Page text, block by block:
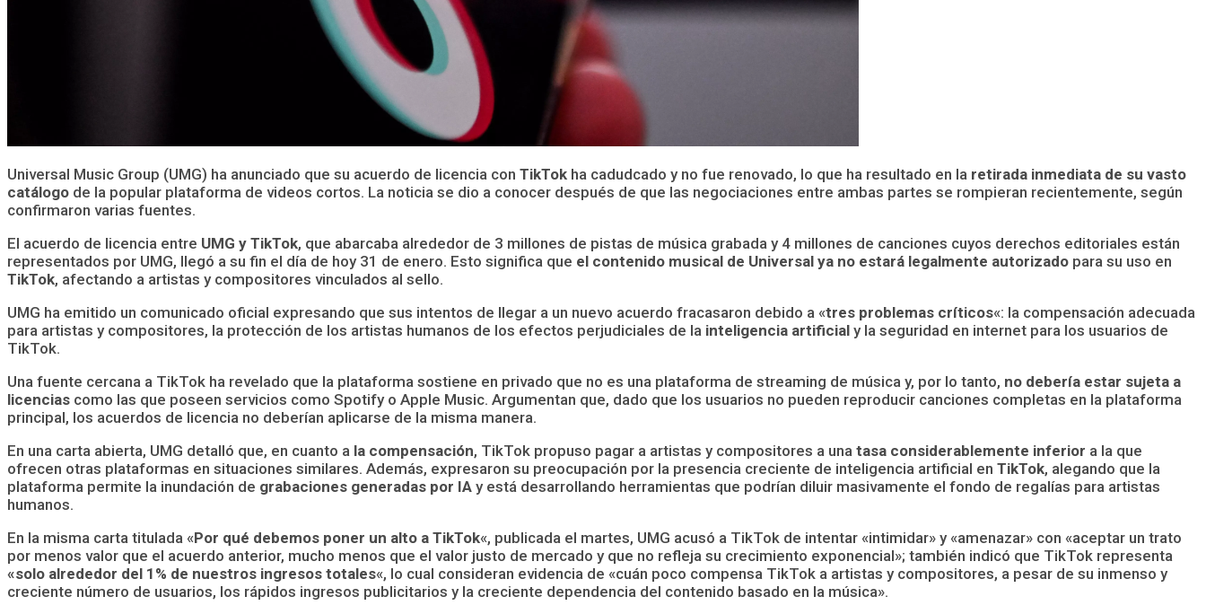
Universal Music Group (UMG) ha anunciado que su acuerdo de licencia con TikTok ha cadudcado y no fue renovado, lo que ha resultado en la retirada inmediata de su vasto
catálogo de la popular plataforma de videos cortos. La noticia se dio a conocer después de que las negociaciones entre ambas partes se rompieran recientemente, según
confirmaron varias fuentes.
El acuerdo de licencia entre UMG y TikTok, que abarcaba alrededor de 3 millones de pistas de música grabada y 4 millones de canciones cuyos derechos editoriales están
representados por UMG, llegó a su fin el día de hoy 31 de enero. Esto significa que el contenido musical de Universal ya no estará legalmente autorizado para su uso en
TikTok, afectando a artistas y compositores vinculados al sello.
UMG ha emitido un comunicado oficial expresando que sus intentos de llegar a un nuevo acuerdo fracasaron debido a «tres problemas críticos«: la compensación adecuada
para artistas y compositores, la protección de los artistas humanos de los efectos perjudiciales de la inteligencia artificial y la seguridad en internet para los usuarios de
TikTok.
Una fuente cercana a TikTok ha revelado que la plataforma sostiene en privado que no es una plataforma de streaming de música y, por lo tanto, no debería estar sujeta a
licencias como las que poseen servicios como Spotify o Apple Music. Argumentan que, dado que los usuarios no pueden reproducir canciones completas en la plataforma
principal, los acuerdos de licencia no deberían aplicarse de la misma manera.
En una carta abierta, UMG detalló que, en cuanto a la compensación, TikTok propuso pagar a artistas y compositores a una tasa considerablemente inferior a la que
ofrecen otras plataformas en situaciones similares. Además, expresaron su preocupación por la presencia creciente de inteligencia artificial en TikTok, alegando que la
plataforma permite la inundación de grabaciones generadas por IA y está desarrollando herramientas que podrían diluir masivamente el fondo de regalías para artistas
humanos.
En la misma carta titulada «Por qué debemos poner un alto a TikTok«, publicada el martes, UMG acusó a TikTok de intentar «intimidar» y «amenazar» con «aceptar un trato
por menos valor que el acuerdo anterior, mucho menos que el valor justo de mercado y que no refleja su crecimiento exponencial»; también indicó que TikTok representa
«solo alrededor del 1% de nuestros ingresos totales«, lo cual consideran evidencia de «cuán poco compensa TikTok a artistas y compositores, a pesar de su inmenso y
creciente número de usuarios, los rápidos ingresos publicitarios y la creciente dependencia del contenido basado en la música».